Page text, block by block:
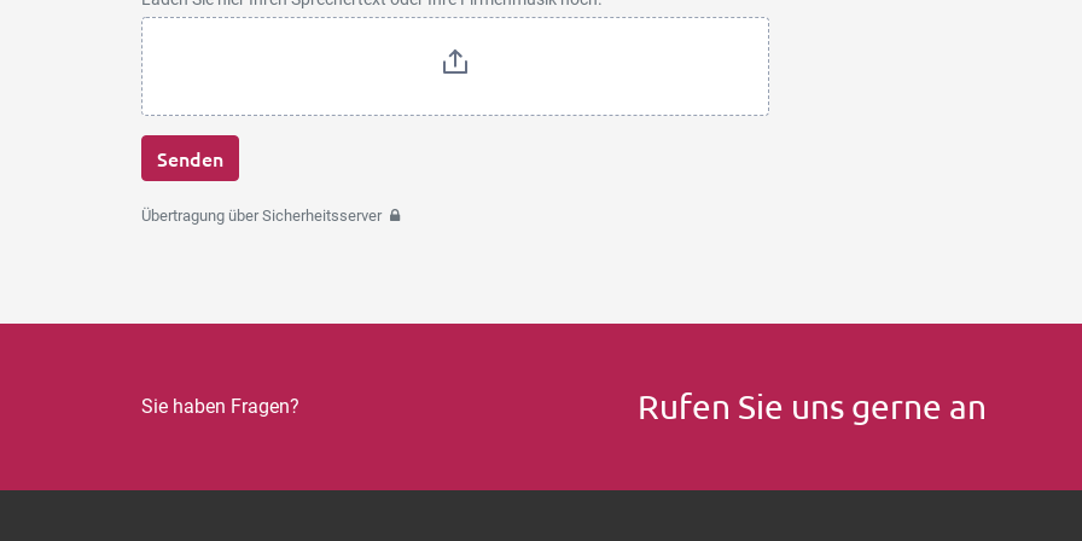
Senden
Übertragung über Sicherheitsserver
Sie haben Fragen? Rufen Sie uns gerne an